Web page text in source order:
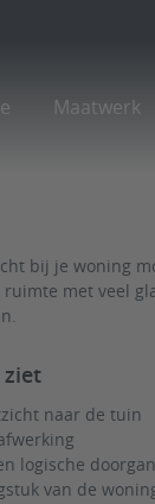
Maatwerk
bij je woning
met veel
ziet
naar de tuin
logische
van de